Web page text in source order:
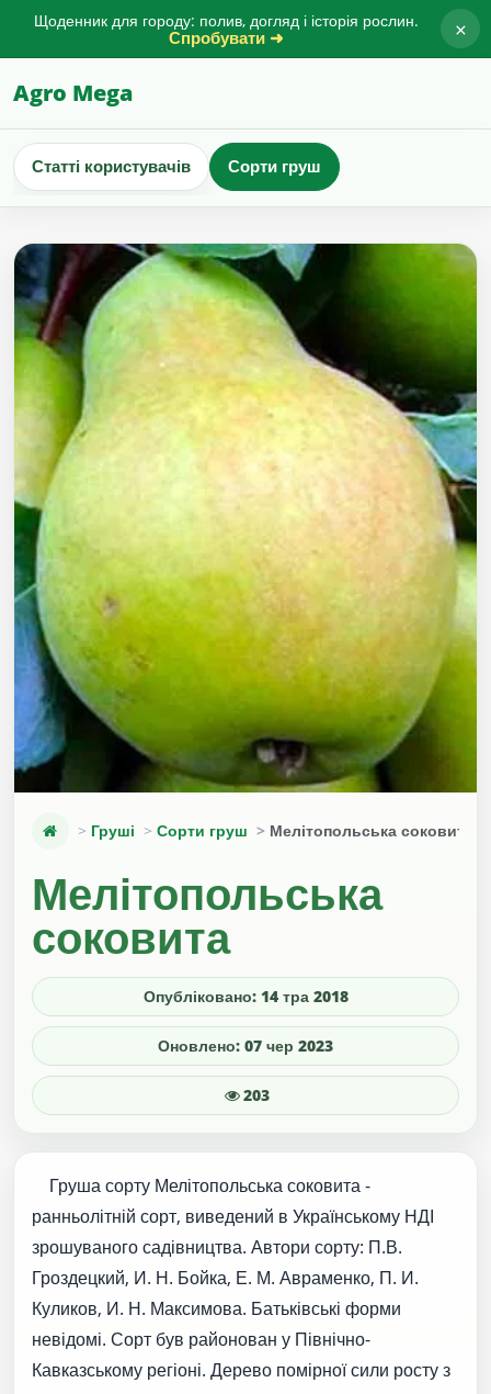
Щоденник для городу: полив, догляд і історія рослин.
Спробувати ➜ ×
Agro Mega
Статті користувачів Сорти груш
Груші Сорти груш Мелітопольська соковита
Мелітопольська
соковита
Опубліковано: 14 тра 2018
Оновлено: 07 чер 2023
203
Груша сорту Мелітопольська соковита -
ранньолітній сорт, виведений в Українському НДІ
зрошуваного садівництва. Автори сорту: П.В.
Гроздецкий, И. Н. Бойка, Е. М. Авраменко, П. И.
Куликов, И. Н. Максимова. Батьківські форми
невідомі. Сорт був районован у Північно-
Кавказському регіоні. Дерево помірної сили росту з